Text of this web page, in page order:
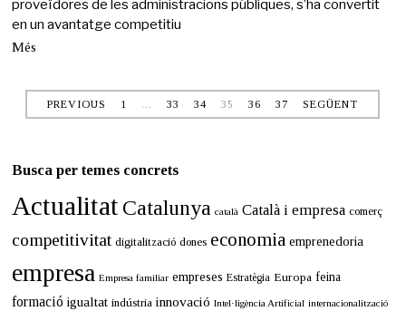
e
m
d
e
2
1
proveïdores de les administracions públiques, s’ha convertit
en un avantatge competitiu
Més
PREVIOUS 1 … 33 34 35 36 37 SEGÜENT
Busca per temes concrets
Actualitat Catalunya català Català i empresa comerç
competitivitat digitalització dones economia emprenedoria
empresa Empresa familiar empreses Estratègia Europa feina
formació igualtat indústria innovació Intel·ligència Artificial internacionalització